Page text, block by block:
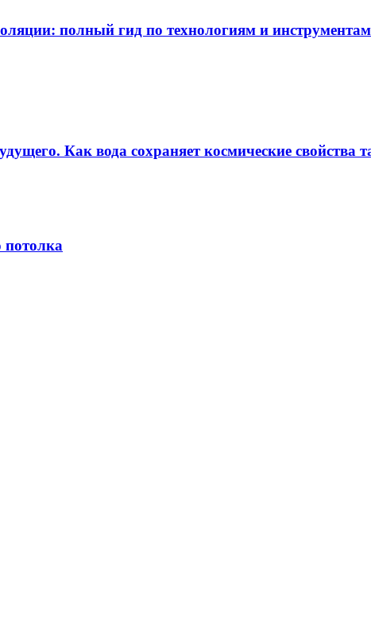
полный гид по технологиям и инструментам
Как вода сохраняет космические свойства
потолка